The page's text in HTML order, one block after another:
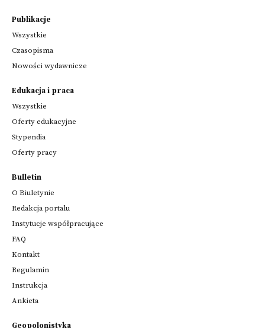
Publikacje
Wszystkie
Czasopisma
Nowości wydawnicze
Edukacja i praca
Wszystkie
Oferty edukacyjne
Stypendia
Oferty pracy
Bulletin
O Biuletynie
Redakcja portalu
Instytucje współpracujące
FAQ
Kontakt
Regulamin
Instrukcja
Ankieta
Geopolonistyka